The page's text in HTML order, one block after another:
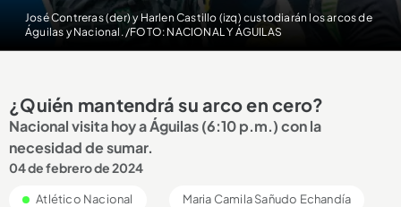
José Contreras (der) y Harlen Castillo (izq) custodiarán los arcos de
Águilas y Nacional. /FOTO: NACIONAL Y ÁGUILAS
¿Quién mantendrá su arco en cero?
Nacional visita hoy a Águilas (6:10 p.m.) con la
necesidad de sumar.
04 de febrero de 2024
Atlético Nacional Maria Camila Sañudo Echandía